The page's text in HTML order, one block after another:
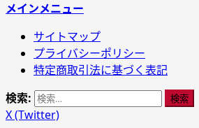
メインメニュー
サイトマップ
プライバシーポリシー
特定商取引法に基づく表記
検索:
X (Twitter)